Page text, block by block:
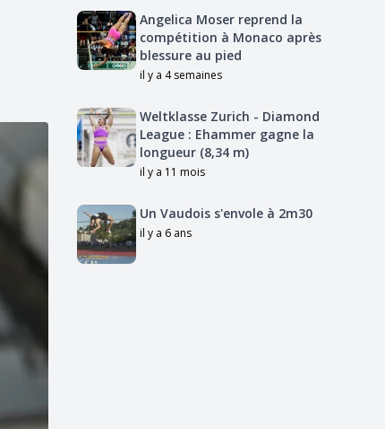
Angelica Moser reprend la
compétition à Monaco après
blessure au pied
il y a 4 semaines
Weltklasse Zurich - Diamond
League : Ehammer gagne la
longueur (8,34 m)
il y a 11 mois
Un Vaudois s'envole à 2m30
il y a 6 ans